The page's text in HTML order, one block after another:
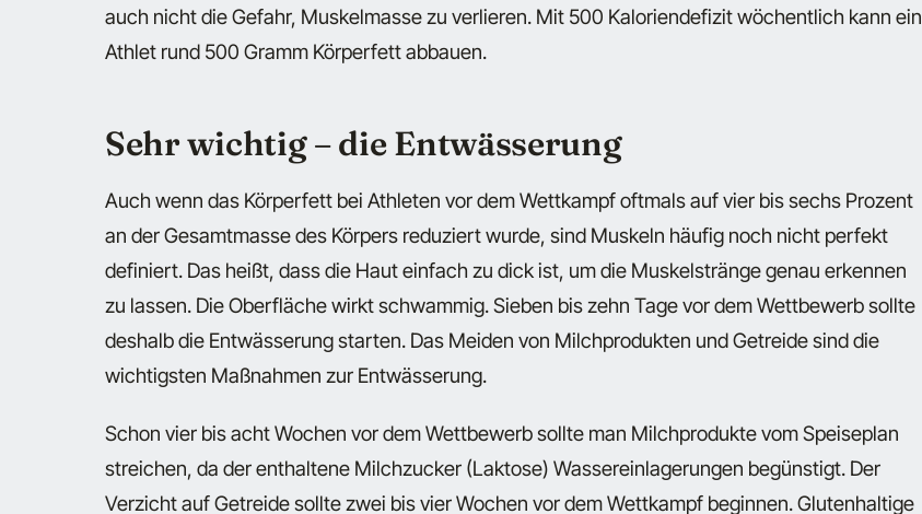
auch nicht die Gefahr, Muskelmasse zu verlieren. Mit 500 Kaloriendefizit wöchentlich kann ein
Athlet rund 500 Gramm Körperfett abbauen.
Sehr wichtig – die Entwässerung
Auch wenn das Körperfett bei Athleten vor dem Wettkampf oftmals auf vier bis sechs Prozent
an der Gesamtmasse des Körpers reduziert wurde, sind Muskeln häufig noch nicht perfekt
definiert. Das heißt, dass die Haut einfach zu dick ist, um die Muskelstränge genau erkennen
zu lassen. Die Oberfläche wirkt schwammig. Sieben bis zehn Tage vor dem Wettbewerb sollte
deshalb die Entwässerung starten. Das Meiden von Milchprodukten und Getreide sind die
wichtigsten Maßnahmen zur Entwässerung.
Schon vier bis acht Wochen vor dem Wettbewerb sollte man Milchprodukte vom Speiseplan
streichen, da der enthaltene Milchzucker (Laktose) Wassereinlagerungen begünstigt. Der
Verzicht auf Getreide sollte zwei bis vier Wochen vor dem Wettkampf beginnen. Glutenhaltige